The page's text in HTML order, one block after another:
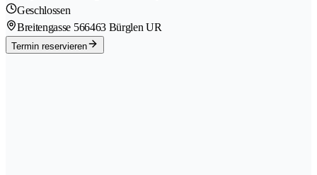
Geschlossen
Breitengasse 566463 Bürglen UR
Termin reservieren